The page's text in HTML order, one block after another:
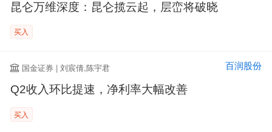
昆仑万维深度：昆仑揽云起，层峦将破晓
买入
国金证券 | 刘宸倩,陈宇君 百润股份
Q2收入环比提速，净利率大幅改善
买入